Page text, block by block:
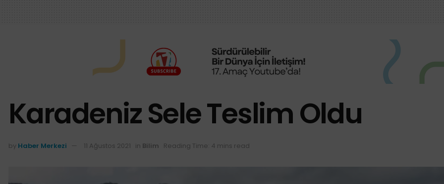
Karadeniz Sele Teslim Oldu
by Haber Merkezi 11 Ağustos 2021 in Bilim Reading Time: 4 mins read